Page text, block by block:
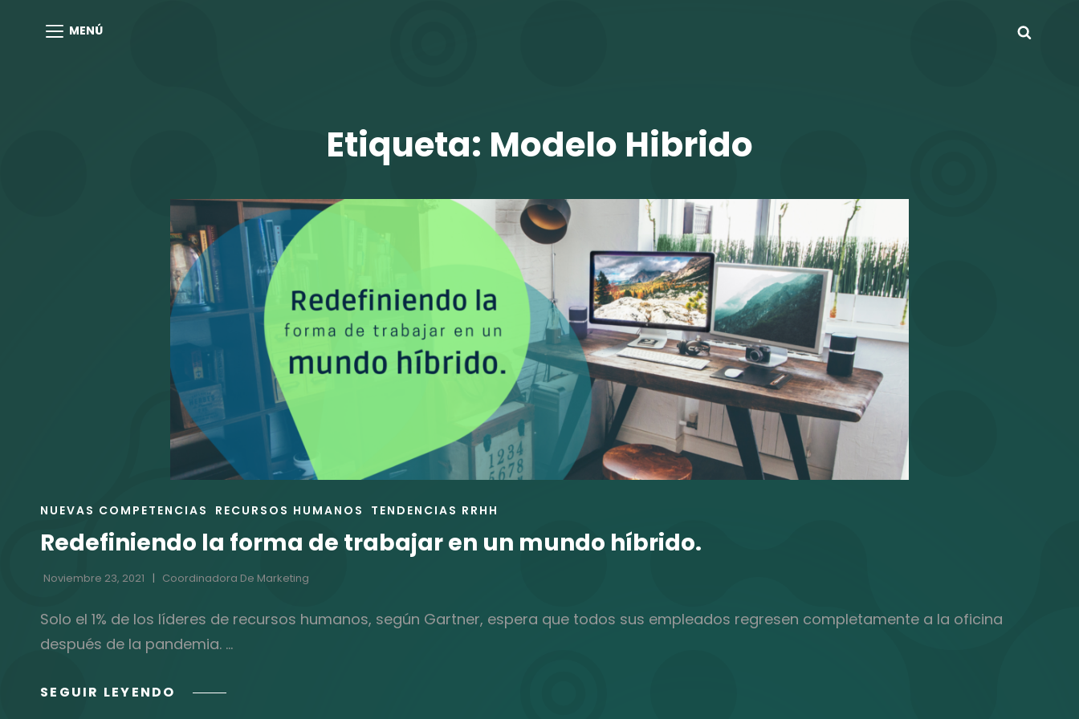
MENÚ
Etiqueta: Modelo Hibrido
ENLACES
LAS
NUEVAS COMPETENCIAS RECURSOS HUMANOS TENDENCIAS RRHH
Redefiniendo la forma de trabajar en un mundo híbrido.
Noviembre 23, 2021 Coordinadora De Marketing
Solo el 1% de los líderes de recursos humanos, según Gartner, espera que todos sus empleados regresen completamente a la oficina
después de la pandemia. …
SEGUIR LEYENDO REDEFINIENDO